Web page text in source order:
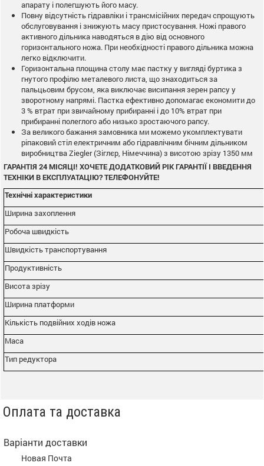
апарату і полегшують його масу.
Повну відсутність гідравліки і трансмісійних передач спрощують
обслуговування і знижують масу пристосування. Ножі правого
активного дільника наводяться в дію від основного
горизонтального ножа. При необхідності правого дільника можна
легко відключити.
Горизонтальна площина столу має пастку у вигляді буртика з
гнутого профілю металевого листа, що знаходиться за
пальцьовим брусом, яка виключає висипання зерен рапсу у
зворотному напрямі. Пастка ефективно допомагає економити до
3 % втрат при звичайному прибиранні і до 10% втрат при
прибиранні полеглого або низько зростаючого рапсу.
За великого бажання замовника ми можемо укомплектувати
ріпаковий стіл електричним або гідравлічним бічним дільником
виробництва Ziegler (Зіглєр, Німеччина) з висотою зрізу 1350 мм
ГАРАНТІЯ 24 МІСЯЦІ! ХОЧЕТЕ ДОДАТКОВИЙ РІК ГАРАНТІЇ І ВВЕДЕННЯ
ТЕХНІКИ В ЕКСПЛУАТАЦІЮ? ТЕЛЕФОНУЙТЕ!
Технічні характеристики
Ширина захоплення
Робоча швидкість
Швидкість транспортування
Продуктивність
Висота зрізу
Ширина платформи
Кількість подвійних ходів ножа
Маса
Тип редуктора
Оплата та доставка
Варіанти доставки
Новая Почта